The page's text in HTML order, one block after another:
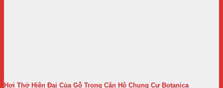
Hơi Thở Hiện Đại Của Gỗ Trong Căn Hộ Chung Cư Botanica